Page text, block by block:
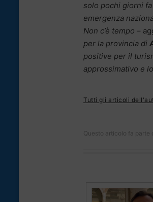
solo pochi giorni
emergenza
Non c’è tempo –
per la provincia di
positive per il
approssimativo e
Tutti gli articoli
Questo articolo fa parte